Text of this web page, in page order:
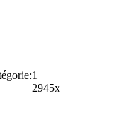
1
2945x